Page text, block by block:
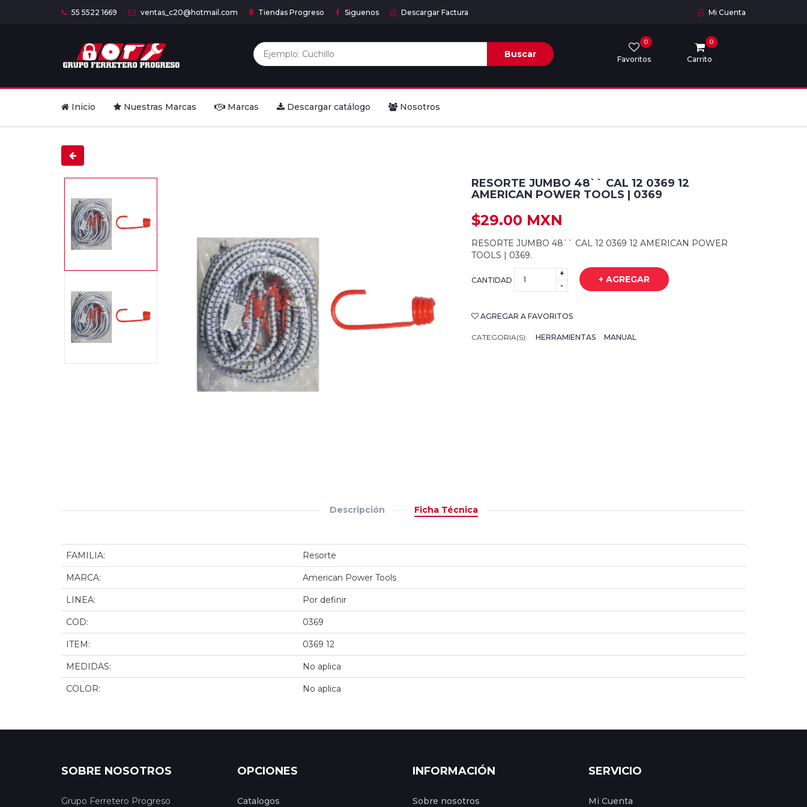
55 5522 1669 ventas_c20@hotmail.com Tiendas Progreso Siguenos Descargar Factura Mi Cuenta
Buscar Favoritos
0
Carrito
0
Inicio Nuestras Marcas Marcas Descargar catálogo Nosotros
RESORTE JUMBO 48`` CAL 12 0369 12
AMERICAN POWER TOOLS | 0369
$29.00 MXN
RESORTE JUMBO 48`` CAL 12 0369 12 AMERICAN POWER
TOOLS | 0369.
CANTIDAD
+
-
+ AGREGAR
AGREGAR A FAVORITOS
CATEGORIA(S): HERRAMIENTAS MANUAL
Descripción Ficha Técnica
FAMILIA: Resorte
MARCA: American Power Tools
LINEA: Por definir
COD: 0369
ITEM: 0369 12
MEDIDAS: No aplica
COLOR: No aplica
SOBRE NOSOTROS
Grupo Ferretero Progreso
OPCIONES
Catalogos
INFORMACIÓN
Sobre nosotros
SERVICIO
Mi Cuenta